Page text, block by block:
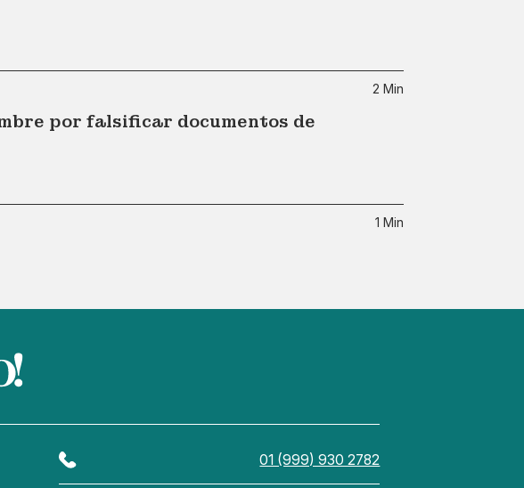
2 Min
por falsificar documentos de
1 Min
01 (999) 930 2782